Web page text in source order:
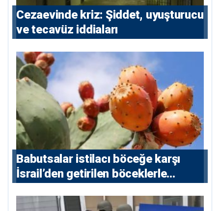
Cezaevinde kriz: Şiddet, uyuşturucu
ve tecavüz iddiaları
Babutsalar istilacı böceğe karşı
İsrail’den getirilen böceklerle